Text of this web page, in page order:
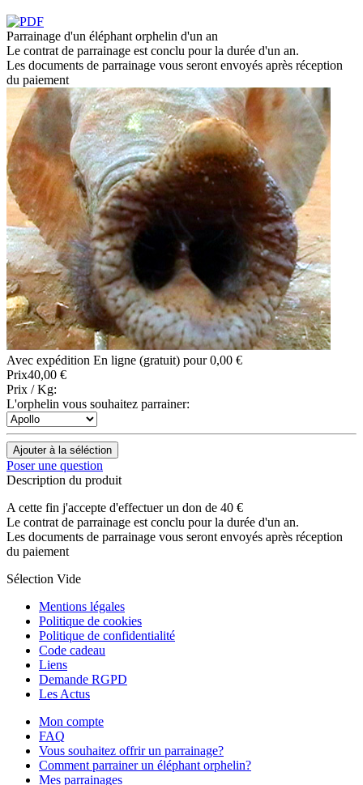
Parrainage d'un éléphant orphelin d'un an
Le contrat de parrainage est conclu pour la durée d'un an.
Les documents de parrainage vous seront envoyés après réception
du paiement
Avec expédition En ligne (gratuit) pour 0,00 €
Prix40,00 €
Prix / Kg:
L'orphelin vous souhaitez parrainer:
Poser une question
Description du produit
A cette fin j'accepte d'effectuer un don de 40 €
Le contrat de parrainage est conclu pour la durée d'un an.
Les documents de parrainage vous seront envoyés après réception
du paiement
Sélection Vide
Mentions légales
Politique de cookies
Politique de confidentialité
Code cadeau
Liens
Demande RGPD
Les Actus
Mon compte
FAQ
Vous souhaitez offrir un parrainage?
Comment parrainer un éléphant orphelin?
Mes parrainages